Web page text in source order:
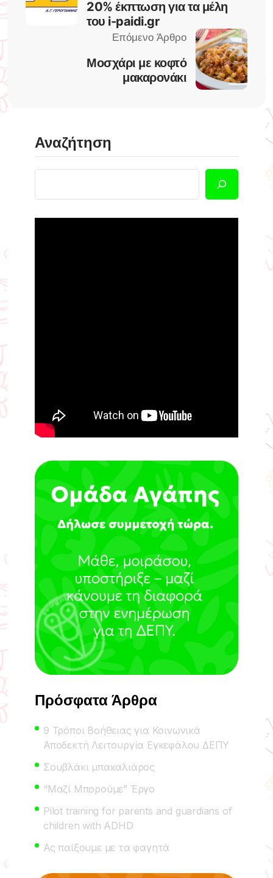
20% έκπτωση για τα μέλη
του i-paidi.gr
Μοσχάρι με κοφτό
μακαρονάκι
Αναζήτηση
Πρόσφατα Άρθρα
9 Τρόποι Βοήθειας για Κοινωνικά
Αποδεκτή Λειτουργία Εγκεφάλου ΔΕΠΥ
Σουβλάκι μπακαλιάρος
“Μαζί Μπορούμε” Έργο
Pilot training for parents and guardians of
children with ADHD
Ας παίξουμε με τα φαγητά